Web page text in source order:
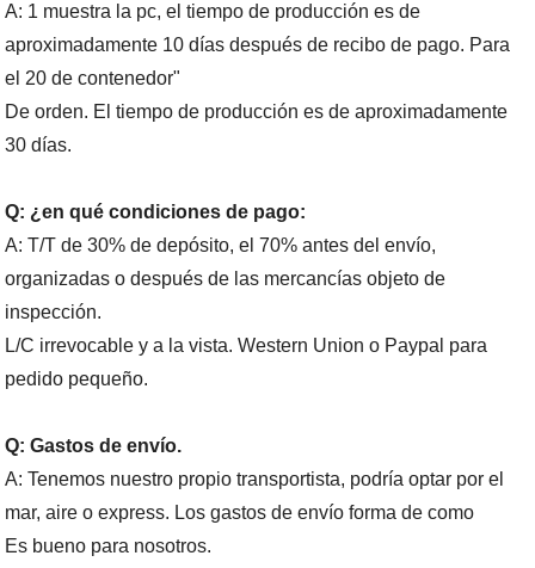
A: 1 muestra la pc, el tiempo de producción es de
aproximadamente 10 días después de recibo de pago. Para
el 20 de contenedor"
De orden. El tiempo de producción es de aproximadamente
30 días.
Q: ¿en qué condiciones de pago:
A: T/T de 30% de depósito, el 70% antes del envío,
organizadas o después de las mercancías objeto de
inspección.
L/C irrevocable y a la vista.Western Union o Paypal para
pedido pequeño.
Q: Gastos de envío.
A: Tenemos nuestro propio transportista, podría optar por el
mar, aire o express. Los gastos de envío forma de como
Es bueno para nosotros.